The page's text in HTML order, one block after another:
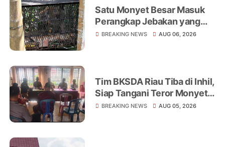
Satu Monyet Besar Masuk
Perangkap Jebakan yang
Dipasang di Belakang
BREAKING NEWS AUG 06, 2026
Tim BKSDA Riau Tiba di Inhil,
Siap Tangani Teror Monyet
Liar yang Telah Melukai 18
BREAKING NEWS AUG 05, 2026